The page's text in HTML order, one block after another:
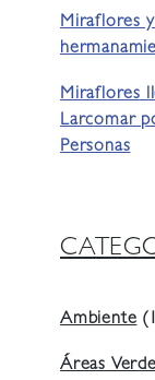
Miraflores
Miraflores
Larcomar
Personas
Ambiente
Áreas